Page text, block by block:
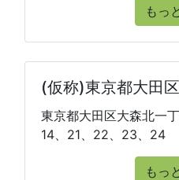
もっ
(仮称)東京都大田
東京都大田区大森北一
14、21、22、23、24
もっ